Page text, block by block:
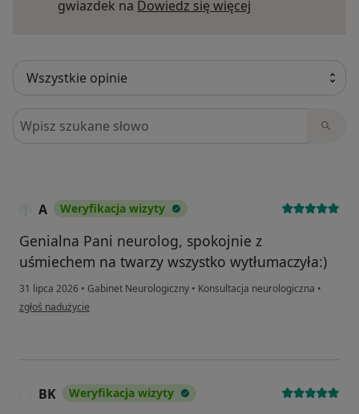
gwiazdek na Dowiedz się więcej
Szukaj w opiniach
A Weryfikacja wizyty
Genialna Pani neurolog, spokojnie z
uśmiechem na twarzy wszystko wytłumaczyła:)
31 lipca 2026 • Gabinet Neurologiczny • Konsultacja neurologiczna •
w opinii użytkownika A
zgłoś nadużycie
BK Weryfikacja wizyty